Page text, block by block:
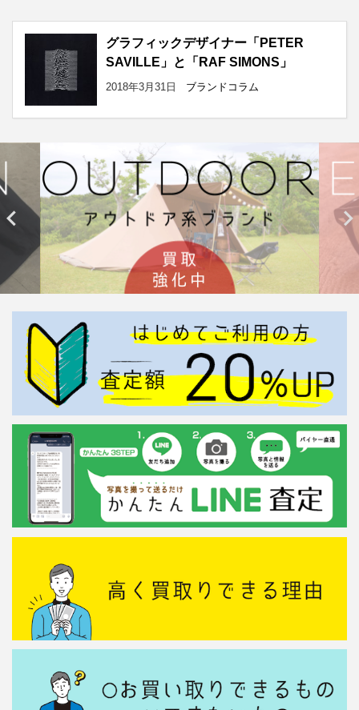
グラフィックデザイナー「PETER
SAVILLE」と「RAF SIMONS」
2018年3月31日 ブランドコラム
 